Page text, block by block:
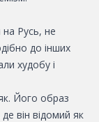
на Русь, не
до інших
худобу і
Його образ
він відомий як